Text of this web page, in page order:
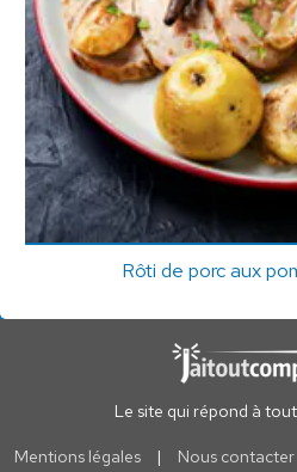
Rôti de porc aux
Le site qui répond à
Mentions légales | Nous contacter